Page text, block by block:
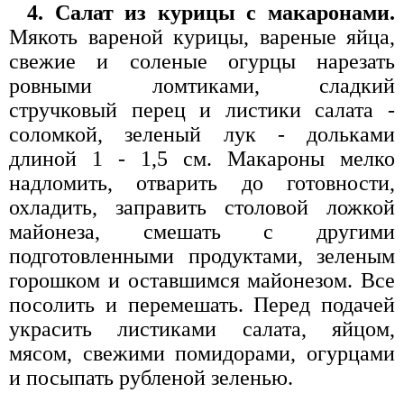
4. Салат из курицы с макаронами.
Мякоть вареной курицы, вареные яйца,
свежие и соленые огурцы нарезать
ровными ломтиками, сладкий
стручковый перец и листики салата -
соломкой, зеленый лук - дольками
длиной 1 - 1,5 см. Макароны мелко
надломить, отварить до готовности,
охладить, заправить столовой ложкой
майонеза, смешать с другими
подготовленными продуктами, зеленым
горошком и оставшимся майонезом. Все
посолить и перемешать. Перед подачей
украсить листиками салата, яйцом,
мясом, свежими помидорами, огурцами
и посыпать рубленой зеленью.